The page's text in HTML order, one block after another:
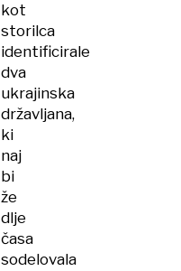
za
Ruse
kot
storilca
identificirale
dva
ukrajinska
državljana,
ki
naj
bi
že
dlje
časa
sodelovala